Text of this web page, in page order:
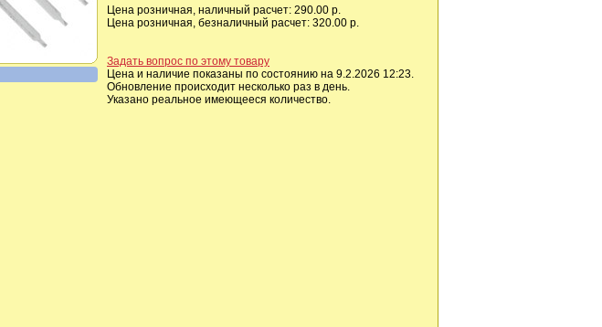
Цена розничная, наличный расчет: 290.00 р.
Цена розничная, безналичный расчет: 320.00 р.
Задать вопрос по этому товару
Цена и наличие показаны по состоянию на 9.2.2026 12:23.
Обновление происходит несколько раз в день.
Указано реальное имеющееся количество.